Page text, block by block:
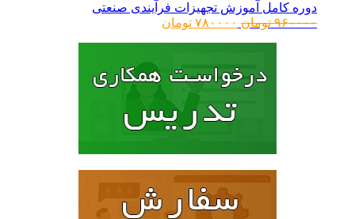
دوره کامل آموزش تجهیزات فرآیندی صنعتی
۹۶۰۰۰۰ تومانقیمت
بود.
۷۸۰۰۰۰ تومانقیمت